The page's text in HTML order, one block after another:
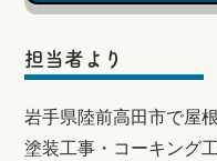
担当者より
岩手県陸前高田市で屋
塗装工事・コーキング